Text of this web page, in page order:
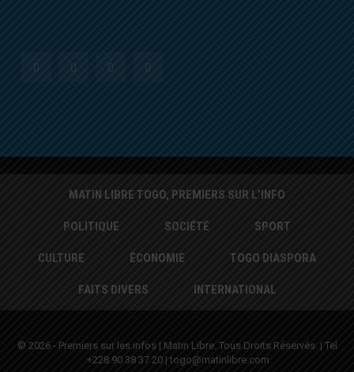
MATIN LIBRE TOGO, PREMIERS SUR L’INFO
POLITIQUE SOCIÉTÉ SPORT
CULTURE ÉCONOMIE TOGO DIASPORA
FAITS DIVERS INTERNATIONAL
© 2026 - Premiers sur les infos | Matin Libre. Tous Droits Réservés. | Tel
:+228 90 38 37 20 | togo@matinlibre.com